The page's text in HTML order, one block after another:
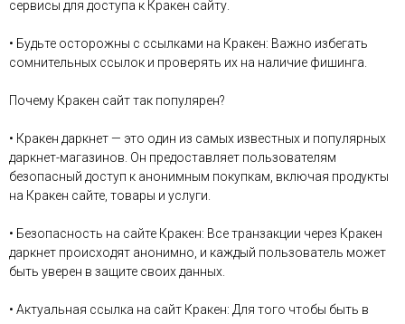
сервисы для доступа к Кракен сайту.
• Будьте осторожны с ссылками на Кракен: Важно избегать
сомнительных ссылок и проверять их на наличие фишинга.
Почему Кракен сайт так популярен?
• Кракен даркнет — это один из самых известных и популярных
даркнет-магазинов. Он предоставляет пользователям
безопасный доступ к анонимным покупкам, включая продукты
на Кракен сайте, товары и услуги.
• Безопасность на сайте Кракен: Все транзакции через Кракен
даркнет происходят анонимно, и каждый пользователь может
быть уверен в защите своих данных.
• Актуальная ссылка на сайт Кракен: Для того чтобы быть в